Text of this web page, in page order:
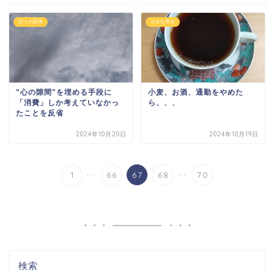
日々の思考
"心の隙間"を埋める手段に
「消費」しか考えていなかっ
たことを反省
2024年10月20日
小さな幸せ
小麦、お酒、通勤をやめた
ら、、、
2024年10月19日
1 ... 66 67 68 ... 70
検索